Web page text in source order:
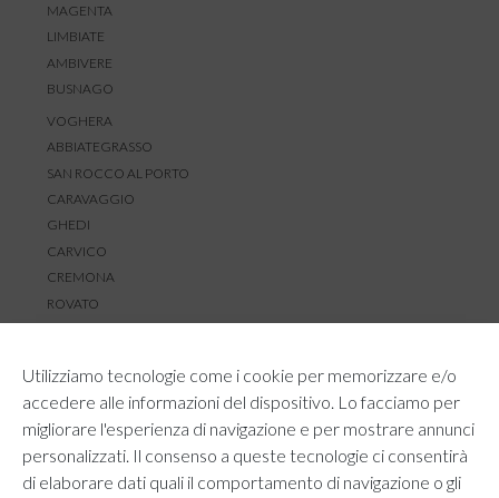
Utilizziamo tecnologie come i cookie per memorizzare e/o
accedere alle informazioni del dispositivo. Lo facciamo per
migliorare l'esperienza di navigazione e per mostrare annunci
personalizzati. Il consenso a queste tecnologie ci consentirà
di elaborare dati quali il comportamento di navigazione o gli
MAGENTA
LIMBIATE
AMBIVERE
BUSNAGO
VOGHERA
ABBIATEGRASSO
SAN ROCCO AL PORTO
CARAVAGGIO
GHEDI
CARVICO
CREMONA
ROVATO
RESI E RIMBORSI